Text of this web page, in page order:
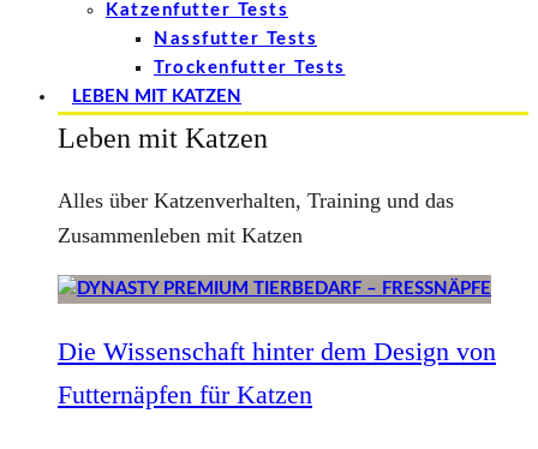
Katzenfutter Tests
Nassfutter Tests
Trockenfutter Tests
LEBEN MIT KATZEN
Leben mit Katzen
Alles über Katzenverhalten, Training und das
Zusammenleben mit Katzen
Die Wissenschaft hinter dem Design von
Futternäpfen für Katzen